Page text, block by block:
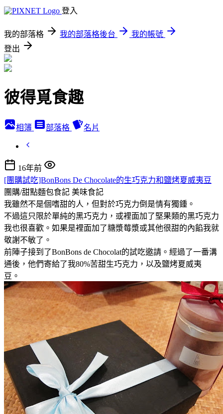
登入
我的部落格 我的部落格後台
我的帳號
登出
彼得覓食趣
相簿 部落格 名片
16年前
[團購試吃]BonBons De Chocolate的生巧克力和鹽烤夏威夷豆
團購/甜點麵包食記 美味食記
我雖然不是個嗜甜的人，但對於巧克力倒是情有獨鍾。
不過這只限於單純的黑巧克力，或裡面加了堅果類的黑巧克力
我也很喜歡。如果是裡面加了糖漿莓漿或其他很甜的內餡我就
敬謝不敏了。
前陣子接到了BonBons de Chocolat的試吃邀請。經過了一番溝
通後，他們寄給了我80%苦甜生巧克力，以及鹽烤夏威夷
豆。